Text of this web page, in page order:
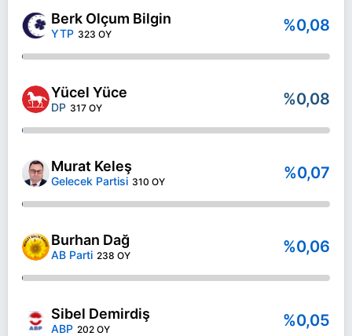
Berk Olçum Bilgin
YTP 323 OY %0,08
Yücel Yüce
DP 317 OY %0,08
Murat Keleş
Gelecek Partisi 310 OY %0,07
Burhan Dağ
AB Parti 238 OY %0,06
Sibel Demirdiş
ABP 202 OY %0,05